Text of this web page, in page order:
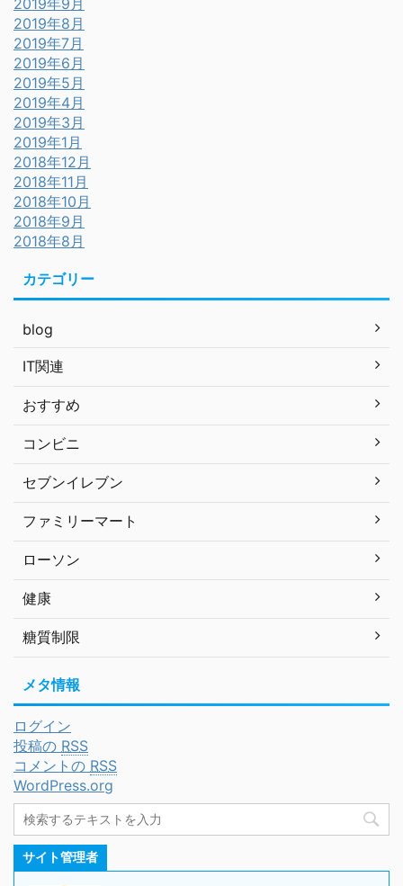
2019年9月
2019年8月
2019年7月
2019年6月
2019年5月
2019年4月
2019年3月
2019年1月
2018年12月
2018年11月
2018年10月
2018年9月
2018年8月
カテゴリー
blog
IT関連
おすすめ
コンビニ
セブンイレブン
ファミリーマート
ローソン
健康
糖質制限
メタ情報
ログイン
投稿の RSS
コメントの RSS
WordPress.org
サイト管理者